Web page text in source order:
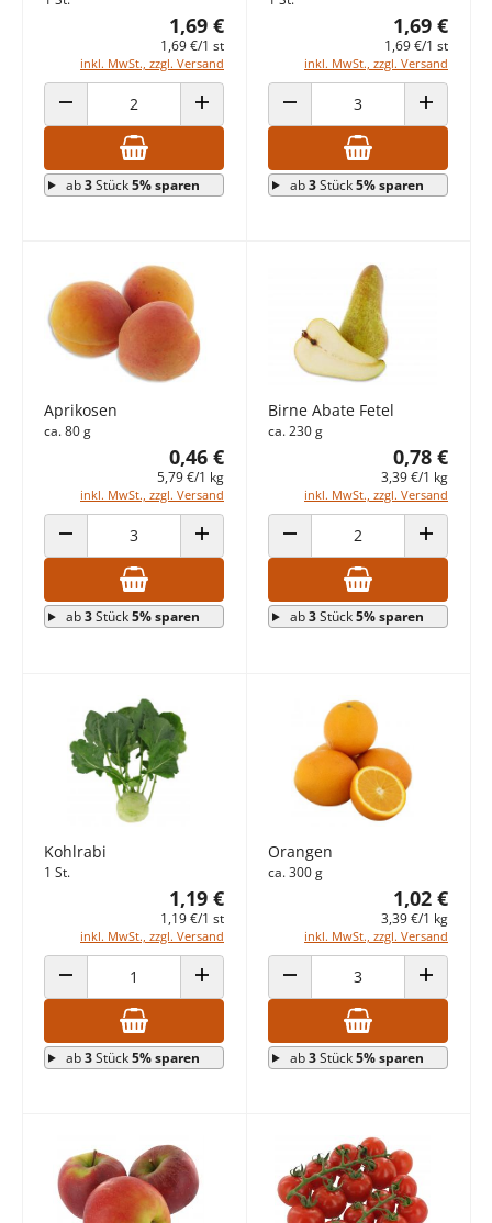
1,69 €
1,69 €/1 st
inkl. MwSt., zzgl. Versand
ANZAHL VERRINGERN ANZAHL ERHÖHEN
ab3Stück5% sparen
1,69 €
1,69 €/1 st
inkl. MwSt., zzgl. Versand
ANZAHL VERRINGERN ANZAHL
ab3Stück5% sparen
Aprikosen
ca. 80 g
0,46 €
5,79 €/1 kg
inkl. MwSt., zzgl. Versand
ANZAHL VERRINGERN ANZAHL ERHÖHEN
ab3Stück5% sparen
Birne Abate Fetel
ca. 230 g
0,78 €
3,39 €/1 kg
inkl. MwSt., zzgl. Versand
ANZAHL VERRINGERN ANZAHL
ab3Stück5% sparen
Kohlrabi
1 St.
1,19 €
1,19 €/1 st
inkl. MwSt., zzgl. Versand
ANZAHL VERRINGERN ANZAHL ERHÖHEN
ab3Stück5% sparen
Orangen
ca. 300 g
1,02 €
3,39 €/1 kg
inkl. MwSt., zzgl. Versand
ANZAHL VERRINGERN ANZAHL
ab3Stück5% sparen